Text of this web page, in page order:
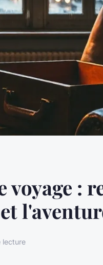
voyage :
lecture